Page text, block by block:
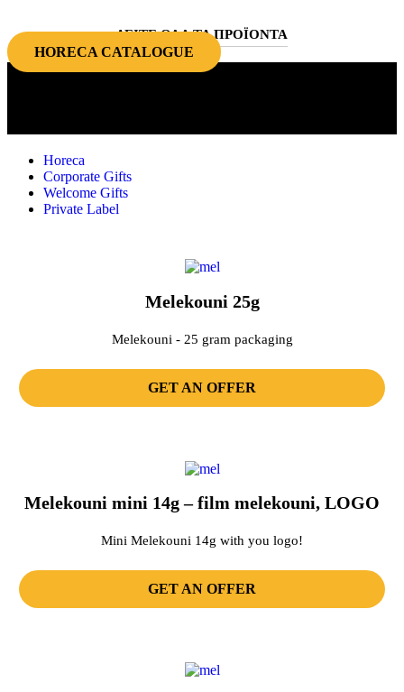
ΔΕΙΤΕ ΟΛΑ ΤΑ ΠΡΟΪΟΝΤΑ
HORECA CATALOGUE
Horeca
Corporate Gifts
Welcome Gifts
Private Label
Melekouni 25g
Melekouni - 25 gram packaging
GET AN OFFER
Melekouni mini 14g – film melekouni, LOGO
Mini Melekouni 14g with you logo!
GET AN OFFER